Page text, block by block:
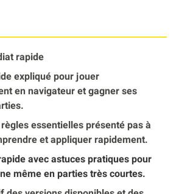
rapide
expliqué pour jouer
en navigateur et gagner ses
essentielles présenté pas à
et appliquer rapidement.
avec astuces pratiques pour
même en parties très courtes.